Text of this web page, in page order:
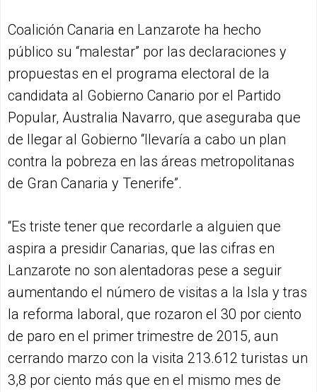
Coalición Canaria en Lanzarote ha hecho
público su “malestar” por las declaraciones y
propuestas en el programa electoral de la
candidata al Gobierno Canario por el Partido
Popular, Australia Navarro, que aseguraba que
de llegar al Gobierno “llevaría a cabo un plan
contra la pobreza en las áreas metropolitanas
de Gran Canaria y Tenerife”.
“Es triste tener que recordarle a alguien que
aspira a presidir Canarias, que las cifras en
Lanzarote no son alentadoras pese a seguir
aumentando el número de visitas a la Isla y tras
la reforma laboral, que rozaron el 30 por ciento
de paro en el primer trimestre de 2015, aun
cerrando marzo con la visita 213.612 turistas un
3,8 por ciento más que en el mismo mes de